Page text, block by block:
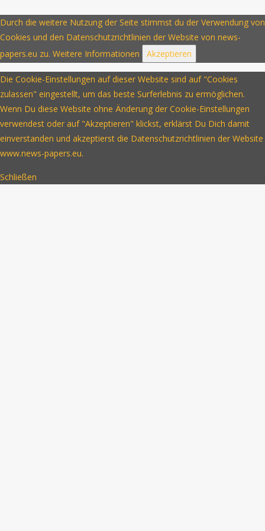
Durch die weitere Nutzung der Seite stimmst du der Verwendung von
Cookies und den Datenschutzrichtlinien der Website von news-
papers.eu zu. Weitere Informationen Akzeptieren
Die Cookie-Einstellungen auf dieser Website sind auf "Cookies
zulassen" eingestellt, um das beste Surferlebnis zu ermöglichen.
Wenn Du diese Website ohne Änderung der Cookie-Einstellungen
verwendest oder auf "Akzeptieren" klickst, erklärst Du Dich damit
einverstanden und akzeptierst die Datenschutzrichtlinien der Website
www.news-papers.eu.
Schließen